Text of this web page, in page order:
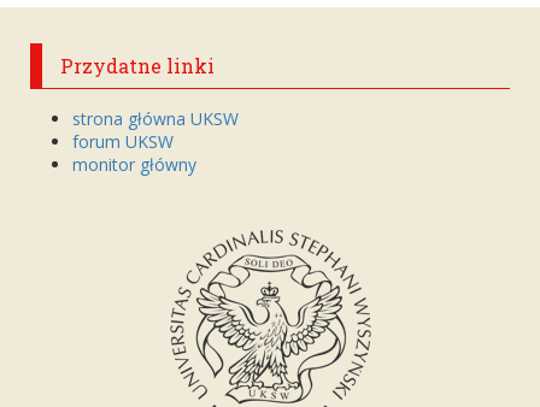
Przydatne linki
strona główna UKSW
forum UKSW
monitor główny